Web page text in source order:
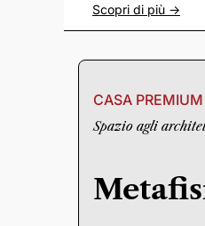
Scopri di più ->
CASA PREMIUM
Spazio agli